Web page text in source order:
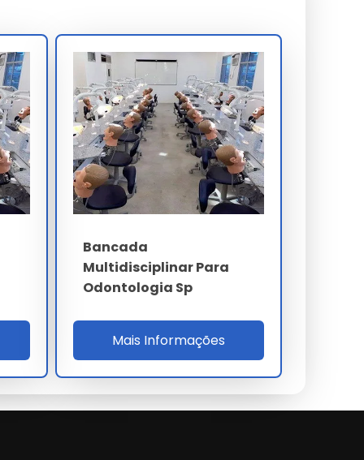
Bancada
Multidisciplinar Para
Odontologia Sp
Mais Informações